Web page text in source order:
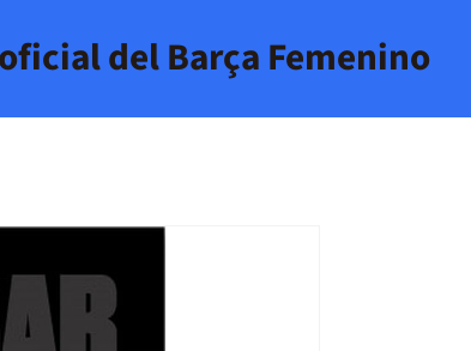
del Barça Femenino